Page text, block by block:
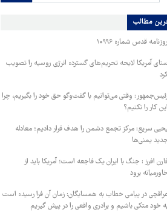
مطالب
روزنامه قدس شماره ۱۰۹۹۶
سنای آمریکا لایحه تحریم‌های گسترده انرژی روسیه را تصویب
وقتی می‌توانیم با گفت‌وگو حق خود را بگیریم، چرا
این کار را نکنیم؟
سریع: مرکز تجمع دشمن را هدف قرار دادیم؛ معادله
جدید یمنی‌ها
افرز : جنگ با ایران یک فاجعه است؛ آمریکا باید از
خاورمیانه برود
در پیامی خطاب به همسایگان: زمان آن فرا رسیده است
خود متکی باشیم و برادری واقعی را در پیش گیریم